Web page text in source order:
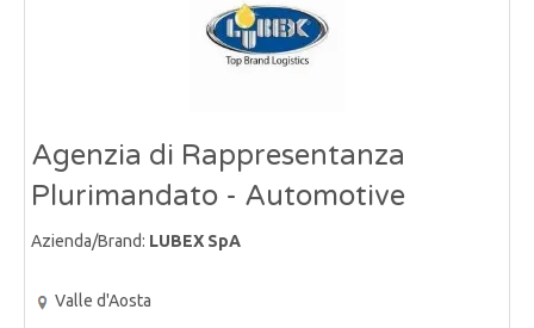
Agenzia di Rappresentanza
Plurimandato - Automotive
Azienda/Brand: LUBEX SpA
Valle d'Aosta